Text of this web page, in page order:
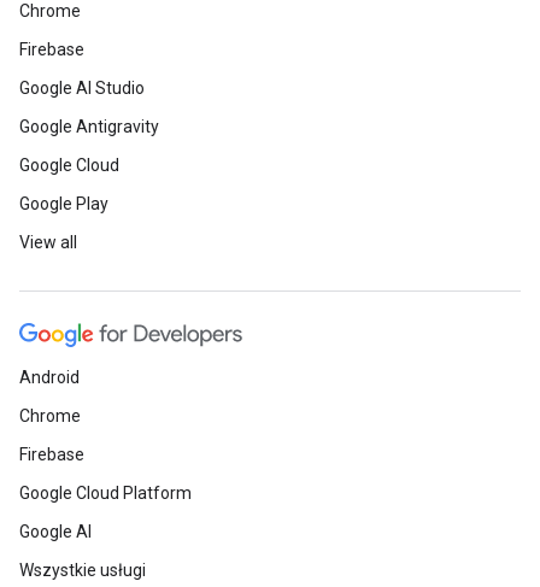
Chrome
Firebase
Google AI Studio
Google Antigravity
Google Cloud
Google Play
View all
Android
Chrome
Firebase
Google Cloud Platform
Google AI
Wszystkie usługi